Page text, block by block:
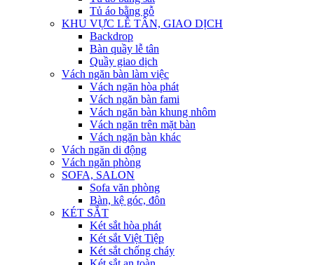
Tủ áo bằng gỗ
KHU VỰC LỄ TÂN, GIAO DỊCH
Backdrop
Bàn quầy lễ tân
Quầy giao dịch
Vách ngăn bàn làm việc
Vách ngăn hòa phát
Vách ngăn bàn fami
Vách ngăn bàn khung nhôm
Vách ngăn trên mặt bàn
Vách ngăn bàn khác
Vách ngăn di động
Vách ngăn phòng
SOFA, SALON
Sofa văn phòng
Bàn, kệ góc, đôn
KÉT SẮT
Két sắt hòa phát
Két sắt Việt Tiệp
Két sắt chống cháy